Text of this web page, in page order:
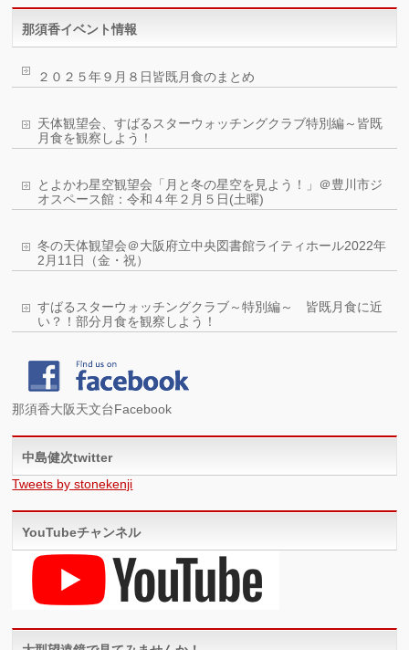
那須香イベント情報
２０２５年９月８日皆既月食のまとめ
天体観望会、すばるスターウォッチングクラブ特別編～皆既
月食を観察しよう！
とよかわ星空観望会「月と冬の星空を見よう！」＠豊川市ジ
オスペース館：令和４年２月５日(土曜)
冬の天体観望会＠大阪府立中央図書館ライティホール2022年
2月11日（金・祝）
すばるスターウォッチングクラブ～特別編～ 皆既月食に近
い？！部分月食を観察しよう！
那須香大阪天文台Facebook
中島健次twitter
Tweets by stonekenji
YouTubeチャンネル